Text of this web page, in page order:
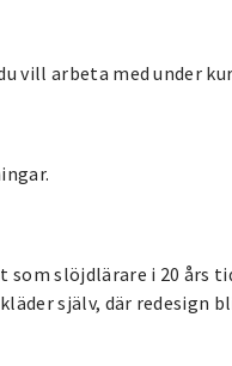
vill arbeta med under
slöjdlärare i 20 års
själv, där redesign